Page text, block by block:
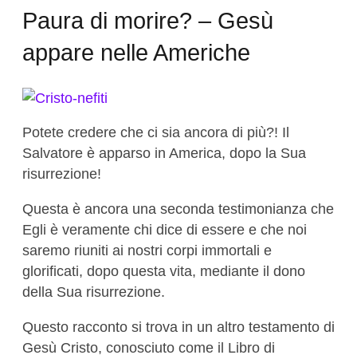
Paura di morire? – Gesù
appare nelle Americhe
Potete credere che ci sia ancora di più?! Il
Salvatore è apparso in America, dopo la Sua
risurrezione!
Questa è ancora una seconda testimonianza che
Egli è veramente chi dice di essere e che noi
saremo riuniti ai nostri corpi immortali e
glorificati, dopo questa vita, mediante il dono
della Sua risurrezione.
Questo racconto si trova in un altro testamento di
Gesù Cristo, conosciuto come il Libro di